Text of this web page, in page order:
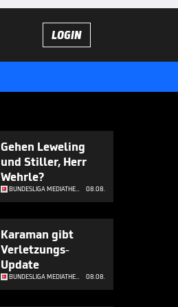
LOGIN
Gehen Leweling
und Stiller, Herr
Wehrle?
BUNDESLIGA MEDIATHEK HIGHLIGHTS 08.08.
Karaman gibt
Verletzungs-
Update
BUNDESLIGA MEDIATHEK HIGHLIGHTS 08.08.